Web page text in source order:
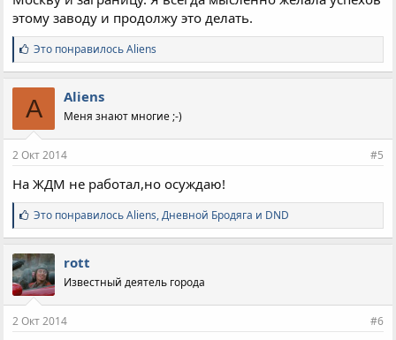
этому заводу и продолжу это делать.
С
и
м
п
а
т
и
:
Это понравилосьAliens
A Aliens
Меня знают многие ;-)
2 Окт 2014 #5
На ЖДМ не работал,но осуждаю!
С
и
м
п
а
т
и
:
Это понравилосьAliens,Дневной Бродяга и DND
rott
Известный деятель города
2 Окт 2014 #6